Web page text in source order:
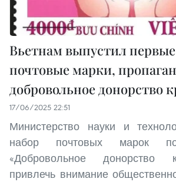
Вьетнам выпустил
почтовые марки,
добровольное донорство
17/06/2025 22:51
Министерство науки и
набор почтовых марок
«Добровольное донорство
привлечь внимание